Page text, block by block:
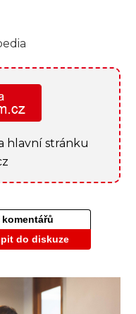
hlavní stránku
komentářů
do diskuze